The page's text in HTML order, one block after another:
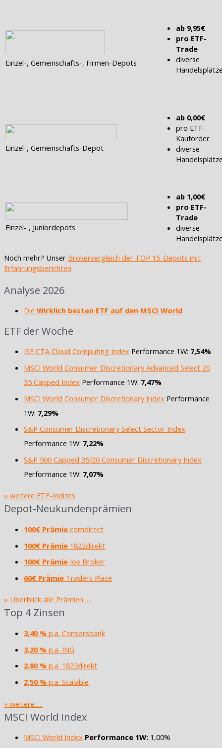
Einzel-, Gemeinschafts-, Firmen-Depots
ab 9,95€
pro ETF-
Trade
diverse
Einzel-, Gemeinschafts-Depot
ab 0,00€
pro ETF-
Kauforder
diverse
Einzel- , Juniordepots
ab 1,00€
pro ETF-
Trade
diverse
Noch mehr? Unser Brokervergleich der TOP 15-Depots mit
Erfahrungsberichten
Analyse 2026
Die Wirklich besten ETF auf den MSCI World
ETF der Woche
ISE CTA Cloud Computing Index Performance 1W: 7,54%
MSCI World Consumer Discretionary Advanced Select 20
35 Capped Index Performance 1W: 7,47%
MSCI World Consumer Discretionary Index Performance
1W: 7,29%
S&P Consumer Discretionary Select Sector Index
Performance 1W: 7,22%
S&P 500 Capped 35/20 Consumer Discretionary Index
Performance 1W: 7,07%
» weitere ETF-Indizes
Depot-Neukundenprämien
100€ Prämie comdirect
100€ Prämie 1822direkt
100€ Prämie Joe Broker
60€ Prämie Traders Place
» Überblick alle Prämien ....
Top 4 Zinsen
3,40 % p.a. Consorsbank
3,20 % p.a. ING
2,80 % p.a. 1822direkt
2,50 % p.a. Scalable
» weitere ....
MSCI World Index
MSCI World Index Performance 1W: 1,00%